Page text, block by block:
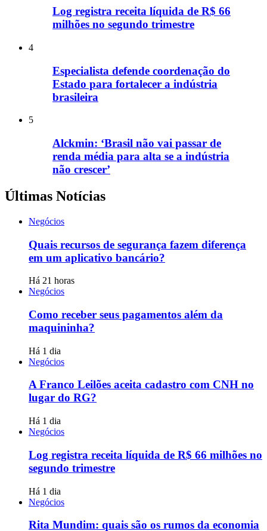
Log registra receita líquida de R$ 66
milhões no segundo trimestre
4
Especialista defende coordenação do
Estado para fortalecer a indústria
brasileira
5
Alckmin: ‘Brasil não vai passar de
renda média para alta se a indústria
não crescer’
Últimas Notícias
Negócios
Quais recursos de segurança fazem diferença
em um aplicativo bancário?
Há 21 horas
Negócios
Como receber seus pagamentos além da
maquininha?
Há 1 dia
Negócios
A Franco Leilões aceita cadastro com CNH no
lugar do RG?
Há 1 dia
Negócios
Log registra receita líquida de R$ 66 milhões no
segundo trimestre
Há 1 dia
Negócios
Rita Mundim: quais são os rumos da economia